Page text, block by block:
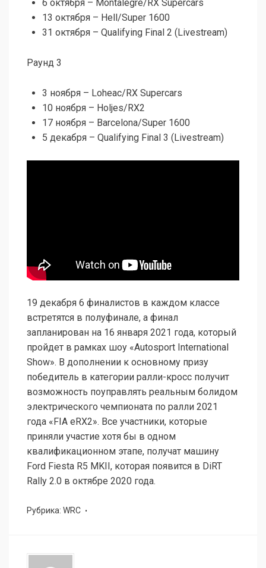
6 октября – Montalegre/RX Supercars
13 октября – Hell/Super 1600
31 октября – Qualifying Final 2 (Livestream)
Раунд 3
3 ноября – Loheac/RX Supercars
10 ноября – Holjes/RX2
17 ноября – Barcelona/Super 1600
5 декабря – Qualifying Final 3 (Livestream)
19 декабря 6 финалистов в каждом классе
встретятся в полуфинале, а финал
запланирован на 16 января 2021 года, который
пройдет в рамках шоу «Autosport International
Show». В дополнении к основному призу
победитель в категории ралли-кросс получит
возможность поуправлять реальным болидом
электрического чемпионата по ралли 2021
года «FIA eRX2». Все участники, которые
приняли участие хотя бы в одном
квалификационном этапе, получат машину
Ford Fiesta R5 MKII, которая появится в DiRT
Rally 2.0 в октябре 2020 года.
Рубрика: WRC